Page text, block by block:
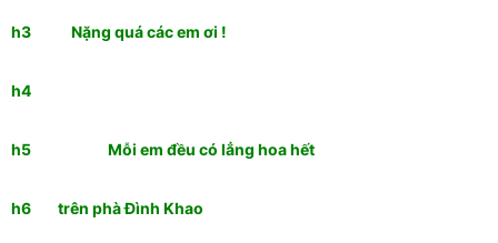
h3 Nặng quá các em ơi !
h4
h5 Mỗi em đều có lẳng hoa hết
h6 trên phà Đình Khao